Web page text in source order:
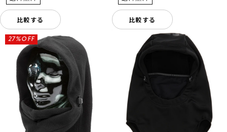
比較する 比較する
27%OFF